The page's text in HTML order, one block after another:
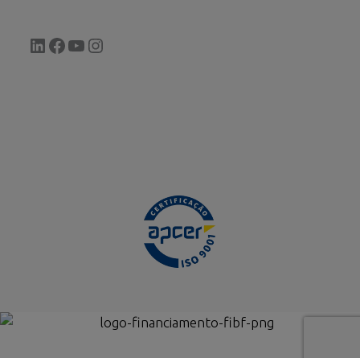
LinkedIn
Facebook
YouTube
Instagram